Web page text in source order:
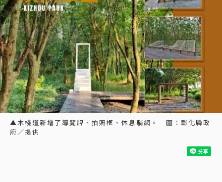
▲木棧道新增了導覽牌、拍照框、休息躺網。 圖：彰化縣政
府／提供